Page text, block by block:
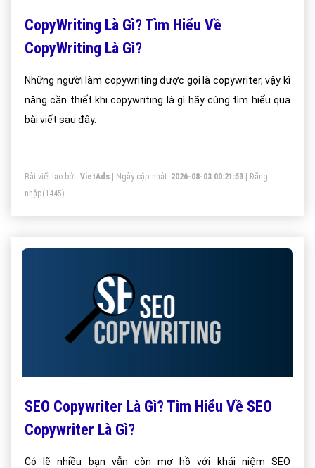
CopyWriting Là Gì? Tìm Hiểu Về
CopyWriting Là Gì?
Những người làm copywriting được gọi là copywriter, vậy kĩ
năng cần thiết khi copywriting là gì hãy cùng tìm hiểu qua
bài viết sau đây.
Bài viết tạo bởi: VietAds | Ngày cập nhật: 2026-08-03 00:21:53
Đăng
nhập(1445)
SEO Copywriter Là Gì? Tìm Hiểu Về SEO
Copywriter Là Gì?
Có lẽ nhiều bạn vẫn còn mơ hồ với khái niệm SEO